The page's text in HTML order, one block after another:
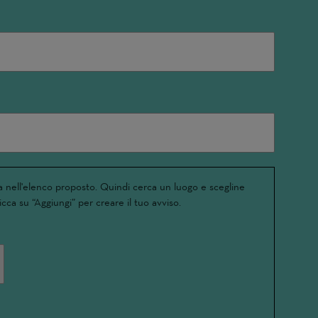
nell'elenco proposto. Quindi cerca un luogo e scegline
su “Aggiungi” per creare il tuo avviso.